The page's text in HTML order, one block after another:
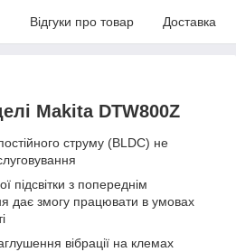
Відгуки про товар Доставка
Makita DTW800Z
струму (BLDC) не
підсвітки з попереднім
дає змогу працювати в умовах
вібрації на клемах